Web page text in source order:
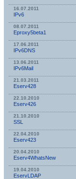
16.07.2011
IPv6
08.07.2011
Eproxy5beta1
17.06.2011
IPv6DNS
13.06.2011
IPv6Mail
21.03.2011
Eserv428
22.10.2010
Eserv426
21.10.2010
SSL
22.04.2010
Eserv423
20.04.2010
Eserv4WhatsNew
19.04.2010
EservLDAP